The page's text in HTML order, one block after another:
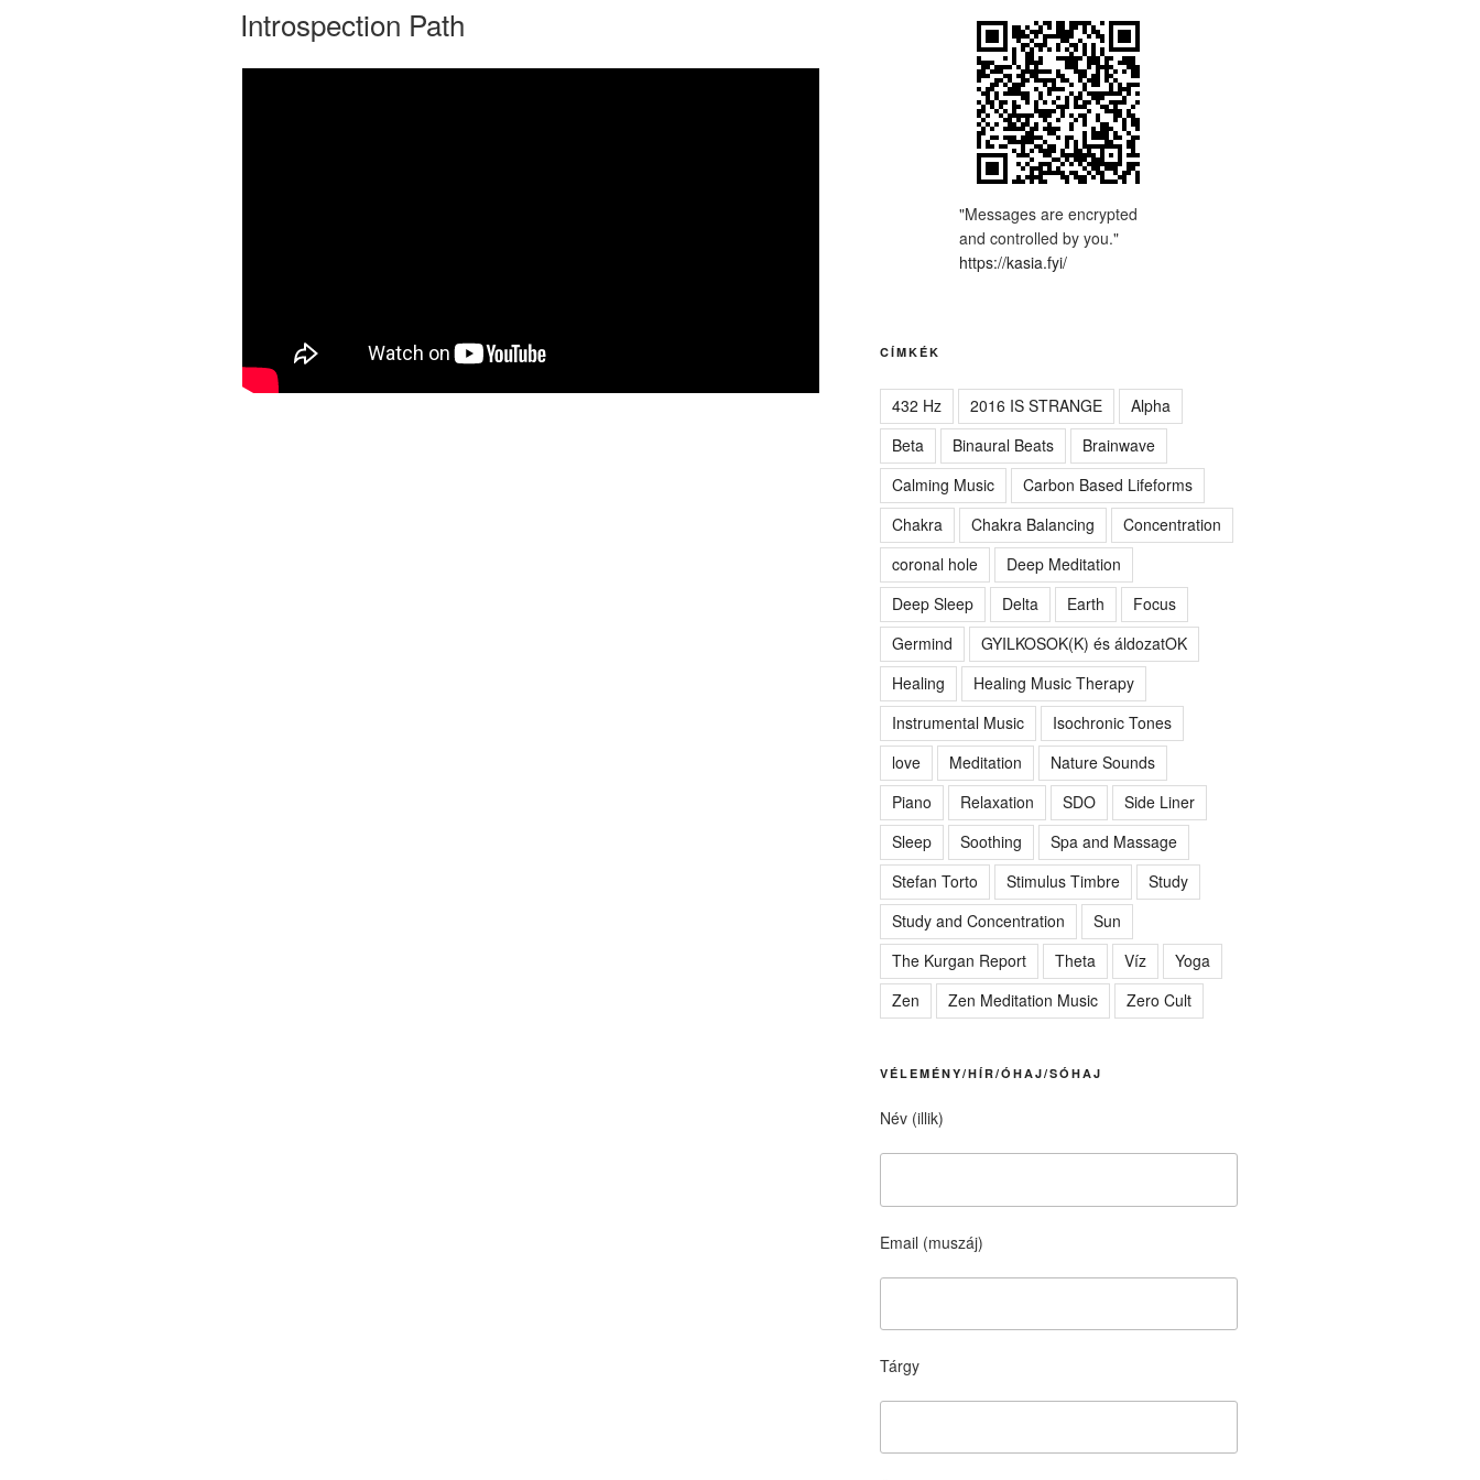
Introspection Path
"Messages are encrypted
and controlled by you."
https://kasia.fyi/
CÍMKÉK
432 Hz 2016 IS STRANGE
Alpha
Beta
Binaural Beats
Brainwave
Calming Music
Carbon Based Lifeforms
Chakra
Chakra Balancing
Concentration
coronal hole
Deep Meditation
Deep Sleep
Delta Earth
Focus
Germind
GYILKOSOK(K) és áldozatOK
Healing
Healing Music Therapy
Instrumental Music
Isochronic Tones
love
Meditation
Nature Sounds
Piano
Relaxation SDO
Side Liner
Sleep
Soothing
Spa and Massage
Stefan Torto
Stimulus Timbre
Study
Study and Concentration
Sun
The Kurgan Report
Theta Víz
Yoga
Zen
Zen Meditation Music Zero Cult
VÉLEMÉNY/HÍR/ÓHAJ/SÓHAJ
Név (illik)
Email (muszáj)
Tárgy